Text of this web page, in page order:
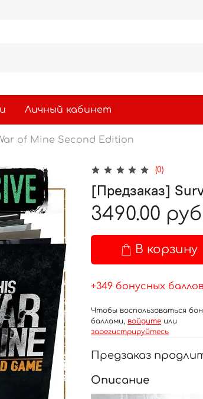
Личный кабинет
of Mine Second Edition
(0)
[Предзаказ]
3490.00 руб
В корзину
+349 бонусных баллов
Чтобы воспользоваться
баллами, войдите или
зарегистрируйтесь
Предзаказ
Описание